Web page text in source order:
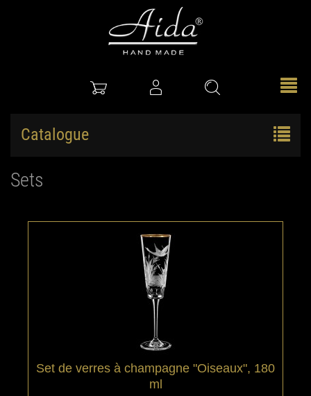
Catalogue
Sets
Set de verres à champagne "Oiseaux", 180
ml